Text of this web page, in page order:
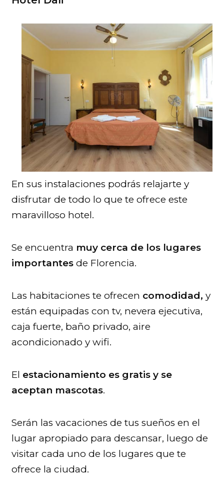
En sus instalaciones podrás relajarte y
disfrutar de todo lo que te ofrece este
maravilloso hotel.
Se encuentra muy cerca de los lugares
importantes de Florencia.
Las habitaciones te ofrecen comodidad, y
están equipadas con tv, nevera ejecutiva,
caja fuerte, baño privado, aire
acondicionado y wifi.
El estacionamiento es gratis y se
aceptan mascotas.
Serán las vacaciones de tus sueños en el
lugar apropiado para descansar, luego de
visitar cada uno de los lugares que te
ofrece la ciudad.